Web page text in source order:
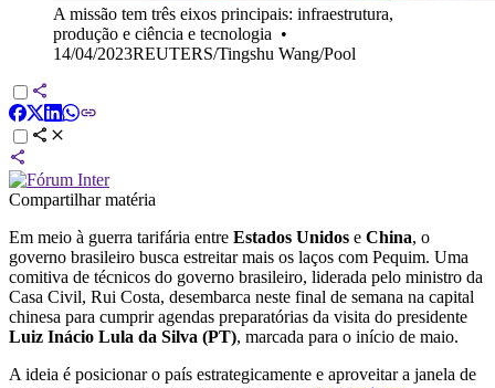
A missão tem três eixos principais: infraestrutura,
produção e ciência e tecnologia •
14/04/2023REUTERS/Tingshu Wang/Pool
Compartilhar matéria
Em meio à guerra tarifária entre Estados Unidos e China, o
governo brasileiro busca estreitar mais os laços com Pequim. Uma
comitiva de técnicos do governo brasileiro, liderada pelo ministro da
Casa Civil, Rui Costa, desembarca neste final de semana na capital
chinesa para cumprir agendas preparatórias da visita do presidente
Luiz Inácio Lula da Silva (PT), marcada para o início de maio.
A ideia é posicionar o país estrategicamente e aproveitar a janela de